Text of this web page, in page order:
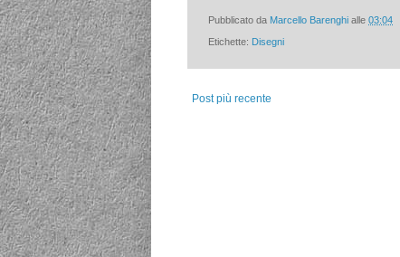
Pubblicato da Marcello Barenghi alle 03:04
Etichette: Disegni
Post più recente